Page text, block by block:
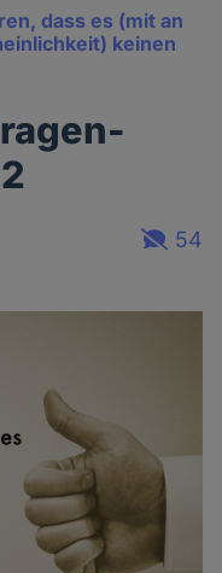
dass es (mit an
keinen
54